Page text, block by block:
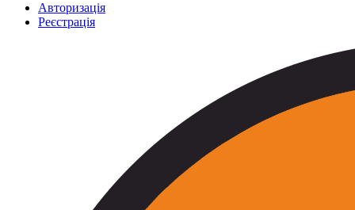
Авторизація
Реєстрація